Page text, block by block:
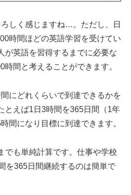
しく感じますね…。ただし、日
時間ほどの英語学習を受けてい
が英語を習得するまでに必要な
時間と考えることができます。
にどれくらいで到達できるかを
とえば1日3時間を365日間（1年
間になり目標に到達できます。
でも単純計算です。仕事や学校
を365日間継続するのは簡単で